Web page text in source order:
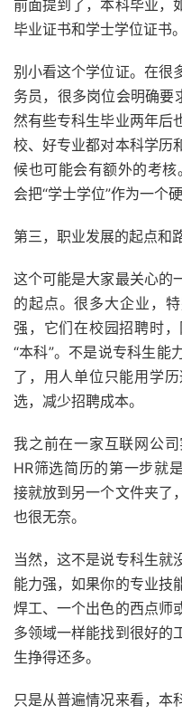
前面提到了，本科毕业，
毕业证书和学士学位证书
别小看这个学位证。在很
务员，很多岗位会明确要
然有些专科生毕业两年后
校、好专业都对本科学历
候也可能会有额外的考
会把“学士学位”作为一个
第三，职业发展的起点和
这个可能是大家最关心的
的起点。很多大企业，
强，它们在校园招聘时
“本科”。不是说专科生能
了，用人单位只能用学
选，减少招聘成本。
我之前在一家互联网公
HR筛选简历的第一步就
接就放到另一个文件夹了
也很无奈。
当然，这不是说专科生就
能力强，如果你的专业技
焊工、一个出色的西点师
多领域一样能找到很好的
生挣得还多。
只是从普遍情况来看，本